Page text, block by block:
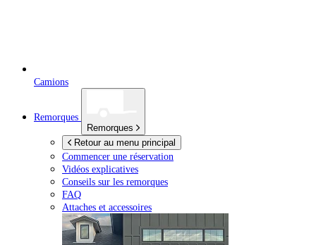
Camions
Remorques
Remorques
Retour au menu principal
Commencer une réservation
Vidéos explicatives
Conseils sur les remorques
FAQ
Attaches et accessoires